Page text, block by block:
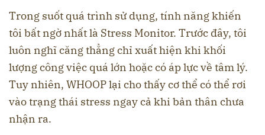
Trong suốt quá trình sử dụng, tính năng khiến
tôi bất ngờ nhất là Stress Monitor. Trước đây, tôi
luôn nghĩ căng thẳng chỉ xuất hiện khi khối
lượng công việc quá lớn hoặc có áp lực về tâm lý.
Tuy nhiên, WHOOP lại cho thấy cơ thể có thể rơi
vào trạng thái stress ngay cả khi bản thân chưa
nhận ra.